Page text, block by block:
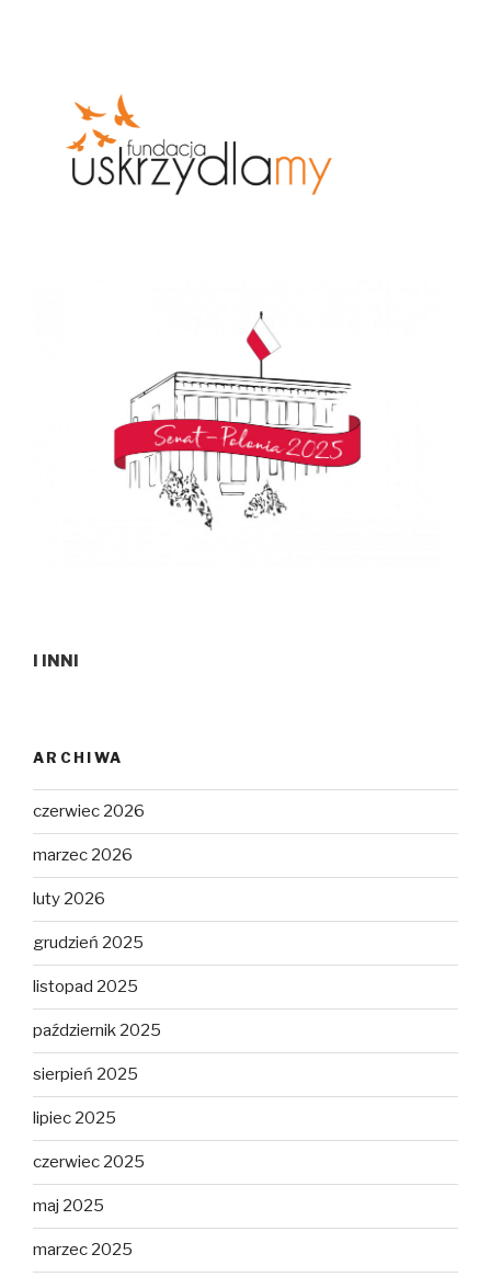
I INNI
ARCHIWA
czerwiec 2026
marzec 2026
luty 2026
grudzień 2025
listopad 2025
październik 2025
sierpień 2025
lipiec 2025
czerwiec 2025
maj 2025
marzec 2025